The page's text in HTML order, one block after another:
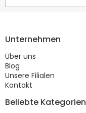
Unternehmen
Über uns
Blog
Unsere Filialen
Kontakt
Beliebte Kategorien